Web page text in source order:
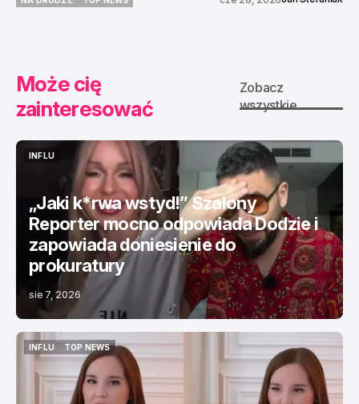
Może cię
zainteresować
Zobacz
wszystkie
INFLU
„Jaki k*rwa wstyd!” Szalony
Reporter mocno odpowiada Dodzie i
zapowiada doniesienie do
prokuratury
sie 7, 2026
INFLU
INFLU
TOP NEWS
TOP NEWS